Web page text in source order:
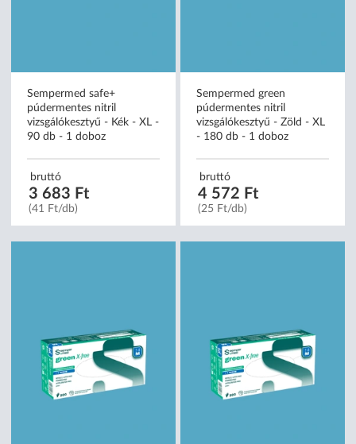
Sempermed safe+
púdermentes nitril
vizsgálókesztyű - Kék - XL -
90 db - 1 doboz
bruttó
3 683 Ft
(41 Ft/db)
Sempermed green
púdermentes nitril
vizsgálókesztyű - Zöld - XL
- 180 db - 1 doboz
bruttó
4 572 Ft
(25 Ft/db)